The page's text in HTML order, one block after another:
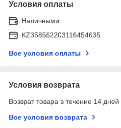
Условия оплаты
Наличными
KZ358562203116454635
Все условия оплаты
Условия возврата
Возврат товара в течение 14
Все условия возврата